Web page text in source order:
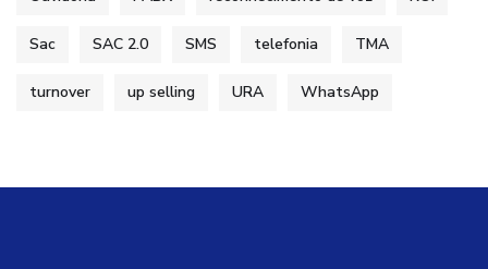
Sac SAC 2.0 SMS telefonia TMA
turnover up selling URA WhatsApp